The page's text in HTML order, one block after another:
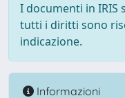
I documenti in
tutti i diritti sono
indicazione.
Informazioni